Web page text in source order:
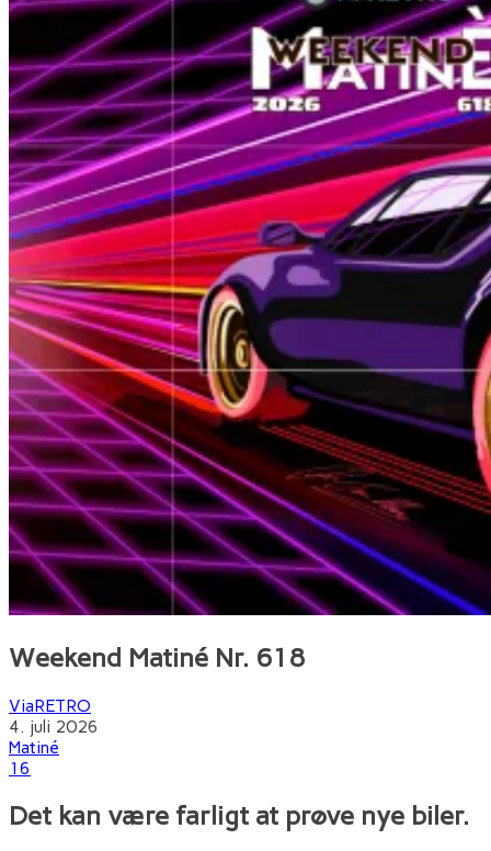
Weekend Matiné Nr. 618
ViaRETRO
4. juli 2026
Matiné
16
Det kan være farligt at prøve nye biler.